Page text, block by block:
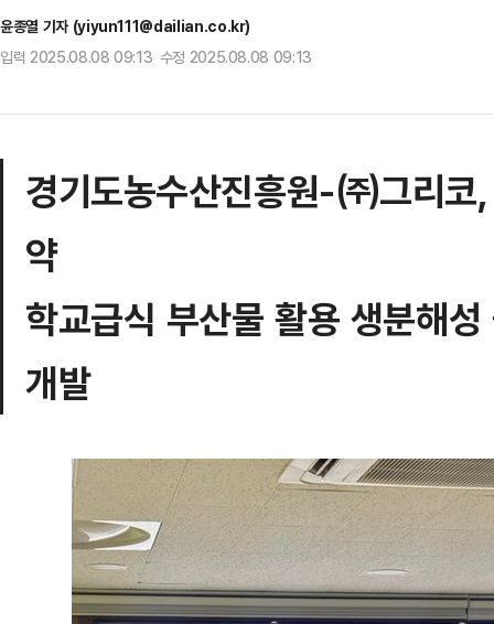
윤종열 기자 (yiyun111@dailian.co.kr)
입력 2025.08.08 09:13 수정 2025.08.08 09:13
경기도농수산진흥원-㈜그리코
약
학교급식 부산물 활용 생분해
개발